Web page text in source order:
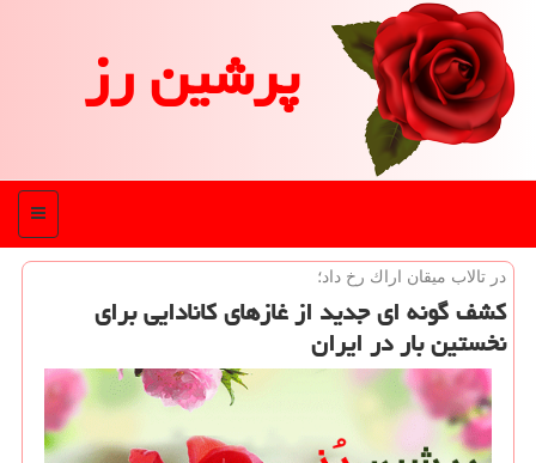
پرشین رز
منو
در تالاب میقان اراك رخ داد؛
كشف گونه ای جدید از غازهای كانادایی برای
نخستین بار در ایران